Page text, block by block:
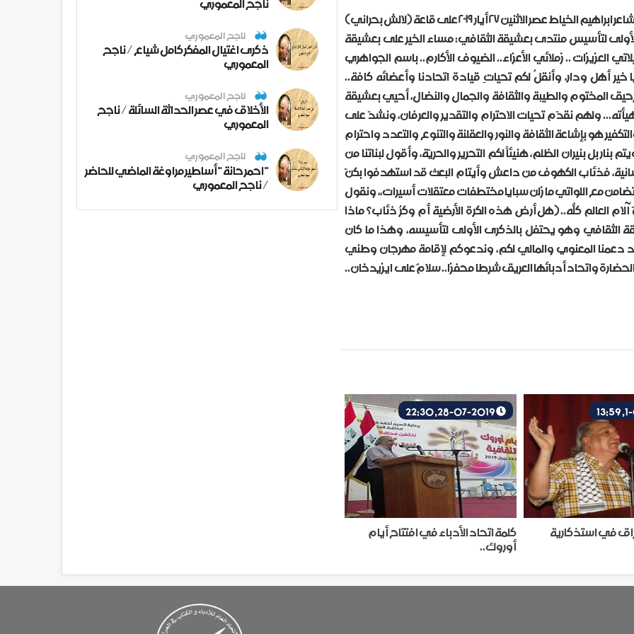
نصّ الكلمة التي ألقاها الأمين العام لاتحاد أدباء العراق الشاعر ابراهيم الخياط عصر الاثنين ٢٧ أيار ٢٠١٩ على قاعة (لالش بحراني)
لتأسيس منتدى بعشيقة الثقافي: مساء الخير على بعشيقة
العزيزات .. زملائي الأعزاء.. الضيوف الأكارم.. باسم الجواهري
يا خير أهل ودار، وأنقلُ لكم تحياتِ قيادة اتحادنا وأعضائه كافة..
المختوم والطيبة والثقافة والجمال والنضال، أحيي بعشيقة
ولهم نقدّم تحيات الاحترام والتقدير والعرفان، ونشدّ على
هو بإشاعة الثقافة والنور والعقلنة والتنوع والتعدد واحترام
بنار بل بنيران الظلم، هنيئاً لكم التحرير والحريّة، وأقول لبناتنا من
فذئاب الكهوف من داعش وأيتام البعث قد استهدفوا بكنّ
تضامن مع اللواتي ما زلن سبايا مختطفاتٍ معتقلات أسيرات،، ونقول
العالم كلّه.. (هل أرضٌ هذه الكرة الأرضية أم وكرُ ذئاب؟ ماذا
الثقافي وهو يحتفل بالذكرى الأولى لتأسيسه، وهذا ما كان
دعمنا المعنوي والمالي لكم، وندعوكم لإقامة مهرجان وطني
واتحاد أدبائها العريق شرطاً محفزا.. سلامٌ على ايزيدخان..
في استذكارية
28-07-2019, 22:30
كلمة اتحاد الأدباء في افتتاح أيام
أوروك..
ناجح المعموري
ناجح المعموري
ذكرى اغتيال المفكر كامل شياع / ناجح
المعموري
ناجح المعموري
الأخلاق في عصر الحداثة السائلة / ناجح
المعموري
ناجح المعموري
" احمر حانة " أساطير مراوغة الماضي للحاضر
/ ناجح المعموري